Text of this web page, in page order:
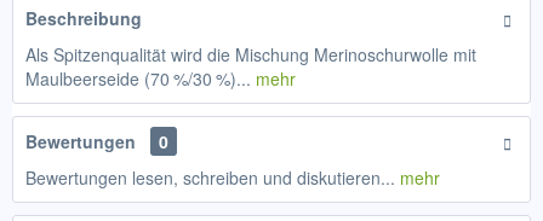
Beschreibung
Als Spitzenqualität wird die Mischung Merinoschurwolle mit
Maulbeerseide (70 %/30 %)... mehr
Bewertungen
0
Bewertungen lesen, schreiben und diskutieren... mehr